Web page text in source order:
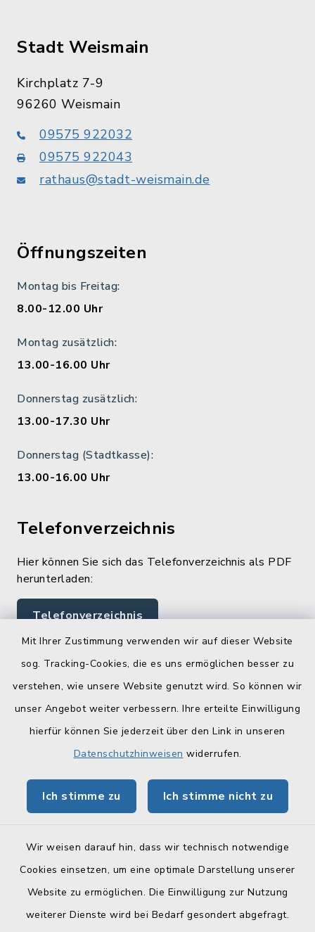
Mit Ihrer Zustimmung verwenden wir auf dieser Website
sog. Tracking-Cookies, die es uns ermöglichen besser zu
verstehen, wie unsere Website genutzt wird. So können wir
unser Angebot weiter verbessern. Ihre erteilte Einwilligung
hierfür können Sie jederzeit über den Link in unseren
Datenschutzhinweisen widerrufen.
Ich stimme zu Ich stimme nicht zu
Wir weisen darauf hin, dass wir technisch notwendige
Cookies einsetzen, um eine optimale Darstellung unserer
Website zu ermöglichen. Die Einwilligung zur Nutzung
weiterer Dienste wird bei Bedarf gesondert abgefragt.
Stadt Weismain
Kirchplatz 7-9
96260 Weismain
09575 922032
09575 922043
rathaus@stadt-weismain.de
Öffnungszeiten
Montag bis Freitag:
8.00-12.00 Uhr
Montag zusätzlich:
13.00-16.00 Uhr
Donnerstag zusätzlich:
13.00-17.30 Uhr
Donnerstag (Stadtkasse):
13.00-16.00 Uhr
Telefonverzeichnis
Hier können Sie sich das Telefonverzeichnis als PDF
herunterladen:
Telefonverzeichnis
Quicklinks
Landratsamt Lichtenfels
Geoportal Lichtenfels
BayernPortal